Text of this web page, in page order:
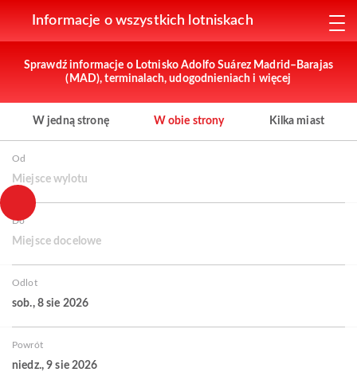
Informacje o wszystkich lotniskach
Sprawdź informacje o Lotnisko Adolfo Suárez Madrid–Barajas
(MAD), terminalach, udogodnieniach i więcej
W jedną stronę W obie strony Kilka miast
Od
Miejsce wylotu
Do
Miejsce docelowe
Odlot
sob., 8 sie 2026
Powrót
niedz., 9 sie 2026